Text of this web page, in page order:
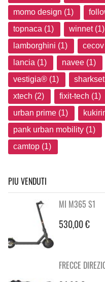
momo design (1)
topnaca (1)
winnet (1)
lamborghini (1)
lancia (1)
navee (1)
vestigia® (1)
xtech (2)
fixit-tech (1)
urban prime (1)
pank urban mobility (1)
camtop (1)
PIU VENDUTI
MI M365 S1
530,00 €
FRECCE